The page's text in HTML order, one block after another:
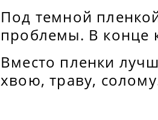
Под темной
проблемы. В конце
Вместо пленки
хвою, траву,